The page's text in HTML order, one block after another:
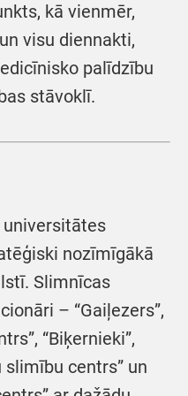
kā vienmēr,
visu diennakti,
palīdzību
stāvoklī.
universitātes
nozīmīgākā
Slimnīcas
– “Gaiļezers”,
“Biķernieki”,
slimību centrs” un